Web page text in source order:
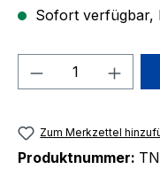
Sofort verfügbar,
Produkt
Zum Merkzettel
Produktnummer: